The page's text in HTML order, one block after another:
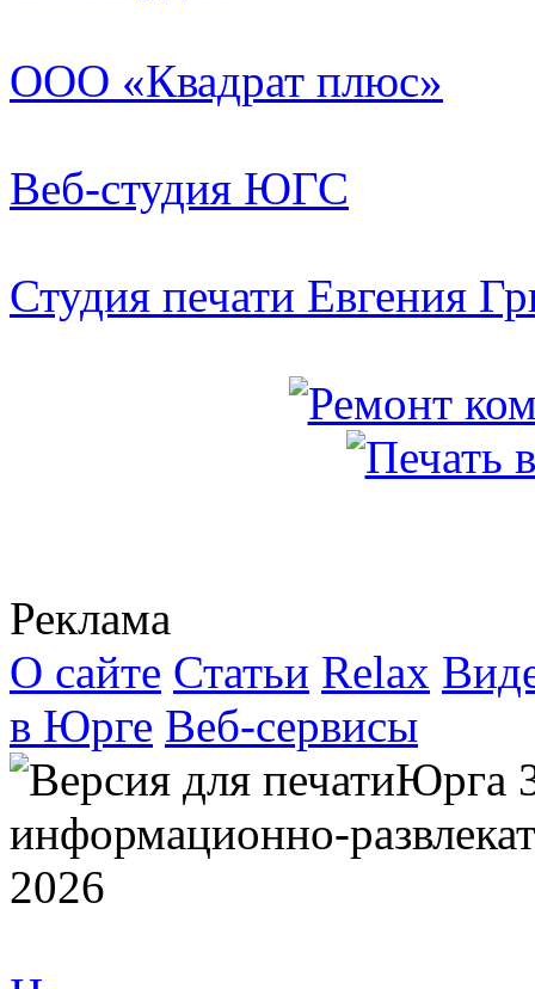
ООО «Квадрат плюс»
Веб-студия ЮГС
Студия печати Евгения
Реклама
О сайте Статьи Relax
в Юрге Веб-сервисы
Юрга
информационно-
2026